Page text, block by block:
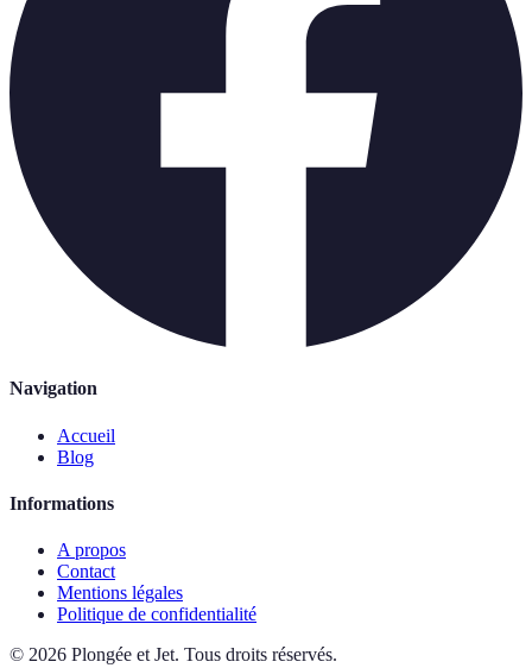
Navigation
Accueil
Blog
Informations
A propos
Contact
Mentions légales
Politique de confidentialité
© 2026 Plongée et Jet. Tous droits réservés.